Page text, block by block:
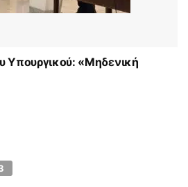
Υπουργικού: «Μηδενική